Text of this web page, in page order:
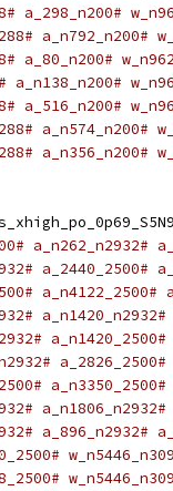
a_298_n200#
a_n792_n200#
a_80_n200#
a_n138_n200#
a_516_n200#
a_n574_n200#
a_n356_n200#
a_n262_n2932#
a_2440_2500#
a_n4122_2500#
a_896_n2932#